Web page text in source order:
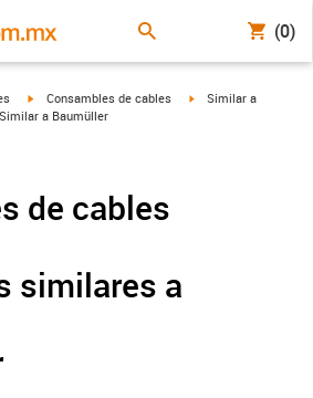
(0)
igus-icon-arrow-right
Consambles de cables igus-icon-arrow-right
Similar a
icon-arrow-right
Similar a Baumüller
de cables
similares a